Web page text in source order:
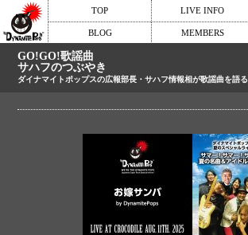
TOP LIVE INFO
BLOG MEMBERS
GO!GO!歌謡曲
サハフのつぶやき
ダイナマイトポップスの広報部長・サハフ情報相が歌謡曲を語る